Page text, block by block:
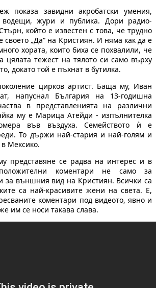
показа завидни акробатски умения,
водещи, жури и публика. Дори радио-
който е известен с това, че трудно
своето „Да“ на Кристиян. И няма как да е
хората, които биха се похвалили, че
цялата тежест на тялото си само върху
докато той е пъхнат в бутилка.
цирков артист. Баща му, Иван
напуснал България на 13-годишна
в представленията на различни
му е Марица Атейди - изпълнителка
във въздуха. Семейството ѝ е
То държи най-стария и най-голям и
Мексико.
представяне се радва на интерес и в
коментари не само за
за външния вид на Кристиян. Всички са
са най-красивите жени на света. Е,
коментари под видеото, явно и
им се носи такава слава.